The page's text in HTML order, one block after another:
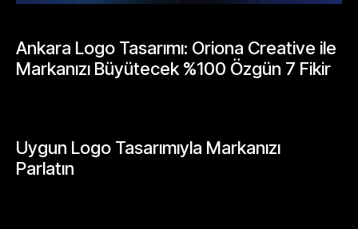
Ankara Logo Tasarımı: Oriona Creative ile
Markanızı Büyütecek %100 Özgün 7 Fikir
Uygun Logo Tasarımıyla Markanızı
Parlatın